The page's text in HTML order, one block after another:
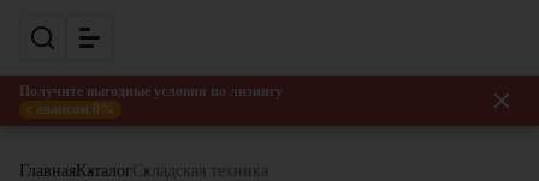
Получите выгодные условия по лизингу
с авансом 0%
Главная КаталогСкладская техника